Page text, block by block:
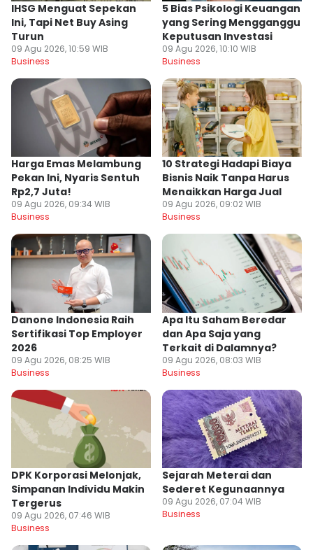
IHSG Menguat Sepekan
Ini, Tapi Net Buy Asing
Turun
09 Agu 2026, 10:59 WIB
Business
5 Bias Psikologi Keuangan
yang Sering Mengganggu
Keputusan Investasi
09 Agu 2026, 10:10 WIB
Business
Harga Emas Melambung
Pekan Ini, Nyaris Sentuh
Rp2,7 Juta!
09 Agu 2026, 09:34 WIB
Business
10 Strategi Hadapi Biaya
Bisnis Naik Tanpa Harus
Menaikkan Harga Jual
09 Agu 2026, 09:02 WIB
Business
Danone Indonesia Raih
Sertifikasi Top Employer
2026
09 Agu 2026, 08:25 WIB
Business
Apa Itu Saham Beredar
dan Apa Saja yang
Terkait di Dalamnya?
09 Agu 2026, 08:03 WIB
Business
DPK Korporasi Melonjak,
Simpanan Individu Makin
Tergerus
09 Agu 2026, 07:46 WIB
Business
Sejarah Meterai dan
Sederet Kegunaannya
09 Agu 2026, 07:04 WIB
Business